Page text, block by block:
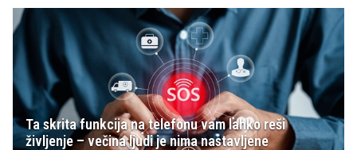
Ta skrita funkcija na telefonu vam lahko reši
življenje – večina ljudi je nima nastavljene